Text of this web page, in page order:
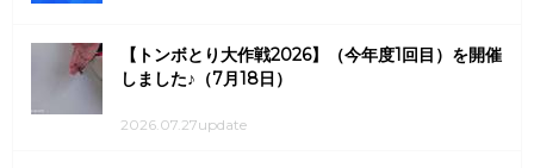
【トンボとり大作戦2026】（今年度1回目）を開催
しました♪（7月18日）
2026.07.27update